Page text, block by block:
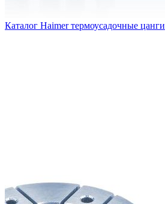
Каталог Haimer термоусадочные цанги